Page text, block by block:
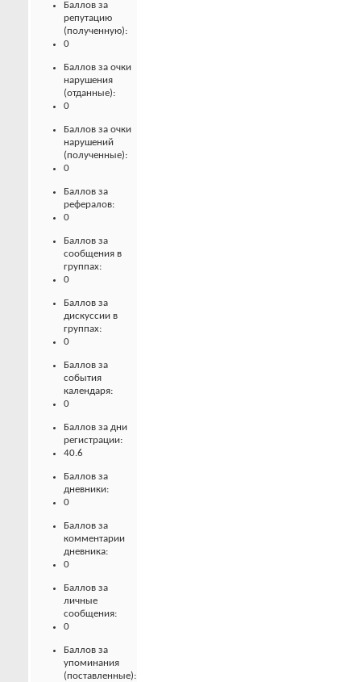
Баллов за
репутацию
(полученную):
0
Баллов за очки
нарушения
(отданные):
0
Баллов за очки
нарушений
(полученные):
0
Баллов за
рефералов:
0
Баллов за
сообщения в
группах:
0
Баллов за
дискуссии в
группах:
0
Баллов за
события
календаря:
0
Баллов за дни
регистрации:
40.6
Баллов за
дневники:
0
Баллов за
комментарии
дневника:
0
Баллов за
личные
сообщения:
0
Баллов за
упоминания
(поставленные):